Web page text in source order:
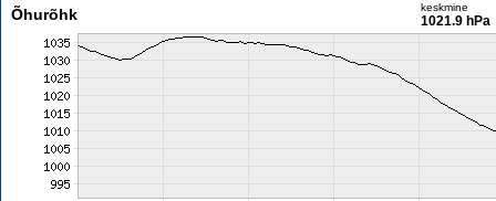
Õhurõhk keskmine
1021.9 hPa